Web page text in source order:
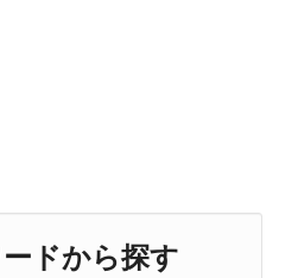
ドから探す